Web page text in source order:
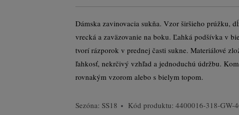
Dámska zavinovacia sukňa. Vzor širšieho prúžku,
vrecká a zaväzovanie na boku. Ľahká podšívka v
tvorí rázporok v prednej časti sukne. Materiálové
ľahkosť, nekrčivý vzhľad a jednoduchú údržbu.
rovnakým vzorom alebo s bielym topom.
Sezóna: SS18 Kód produktu: 4400016-318-GW-